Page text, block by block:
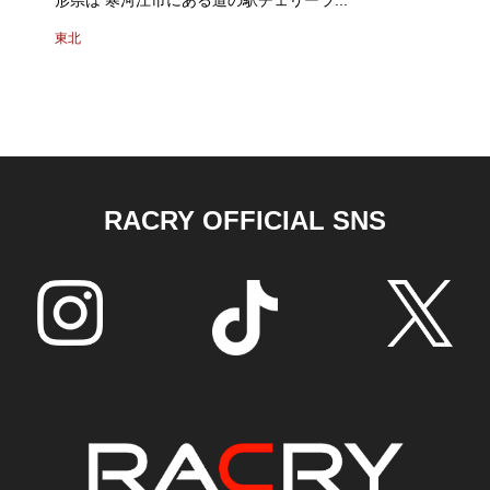
東北
RACRY OFFICIAL SNS